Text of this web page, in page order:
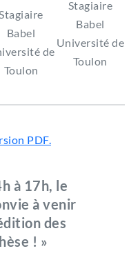
Babel
de
Toulon
Stagiaire
Babel
Université de
Toulon
PDF.
à 17h, le
à venir
des
! »